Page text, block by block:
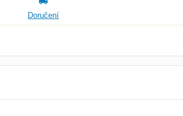
Doručení